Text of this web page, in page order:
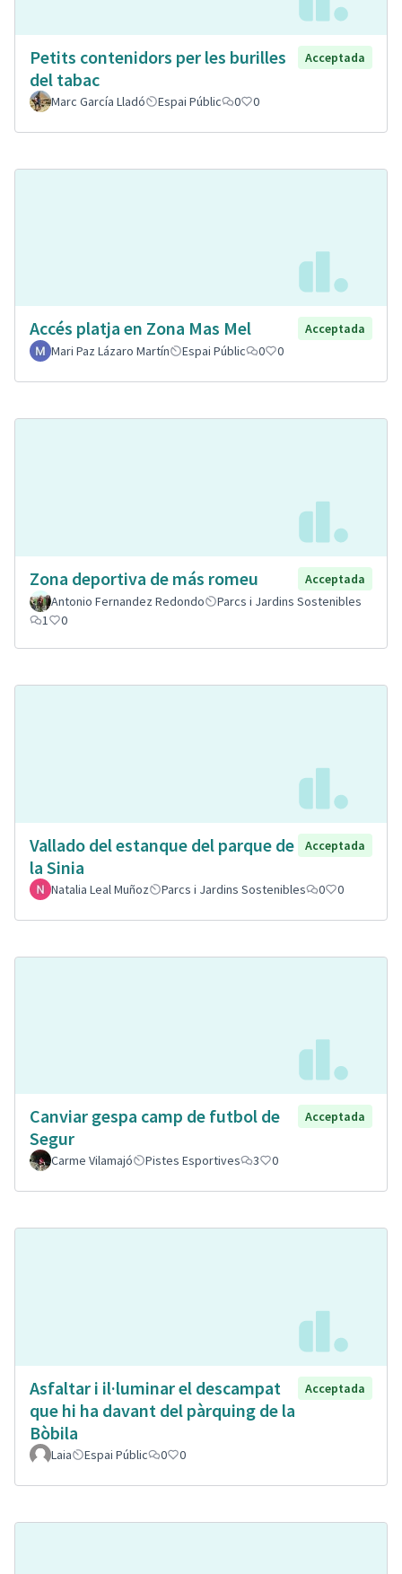
Petits contenidors per les burilles
del tabac
Acceptada
Marc García Lladó Espai Públic 0 0
Accés platja en Zona Mas Mel
Acceptada
Mari Paz Lázaro Martín
Espai Públic 0 0
Zona deportiva de más romeu
Acceptada
Antonio Fernandez Redondo
Parcs i Jardins Sostenibles
1
0
Vallado del estanque del parque de
la Sinia
Acceptada
Natalia Leal Muñoz Parcs i Jardins Sostenibles 0 0
Canviar gespa camp de futbol de
Segur
Acceptada
Carme Vilamajó Pistes Esportives 3 0
Asfaltar i il·luminar el descampat
que hi ha davant del pàrquing de la
Bòbila
Acceptada
Laia Espai Públic 0 0